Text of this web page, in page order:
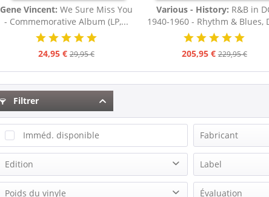
Gene Vincent: We Sure Miss You
- Commemorative Album (LP,...
24,95 € 29,95 €
Various - History: R&B in
1940-1960 - Rhythm & Blues,
Wop,...
205,95 € 229,95 €
Filtrer
Imméd. disponible Fabricant
Various -
Various -
Various -
Edition
Compilation
Label
Bear Family
Poids du vinyle Évaluation